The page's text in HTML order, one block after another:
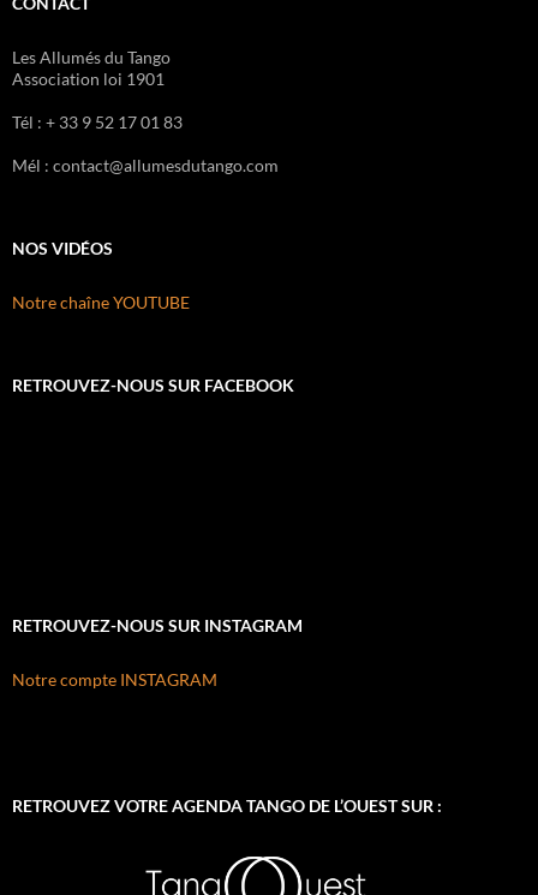
Les Allumés du Tango
Association loi 1901
Tél : + 33 9 52 17 01 83
Mél : contact@allumesdutango.com
NOS VIDÉOS
Notre chaîne YOUTUBE
RETROUVEZ-NOUS SUR FACEBOOK
RETROUVEZ-NOUS SUR INSTAGRAM
Notre compte INSTAGRAM
RETROUVEZ VOTRE AGENDA TANGO DE L’OUEST SUR :